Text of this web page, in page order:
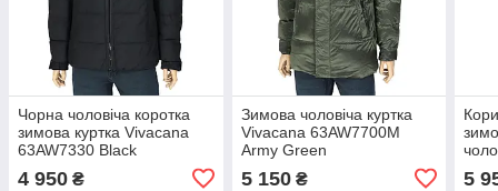
Чорна чоловіча коротка
зимова куртка Vivacana
63AW7330 Black
4 950 ₴
Зимова чоловіча куртка
Vivacana 63AW7700M
Army Green
5 150₴ 5